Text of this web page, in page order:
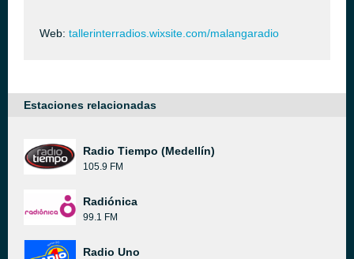
Web: tallerinterradios.wixsite.com/malangaradio
Estaciones relacionadas
Radio Tiempo (Medellín)
105.9 FM
Radiónica
99.1 FM
Radio Uno